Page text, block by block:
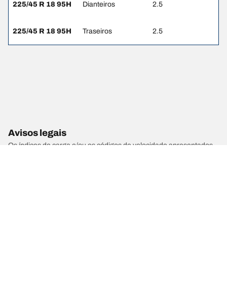
225/45 R 18 95H Dianteiros 2.5
225/45 R 18 95H Traseiros 2.5
Avisos legais
Os índices de carga e/ou os códigos de velocidade apresentados